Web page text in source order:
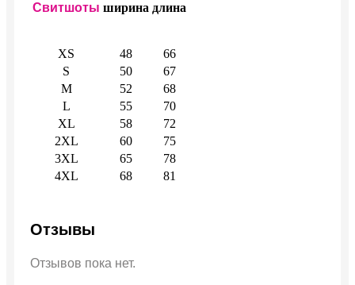
Свитшоты ширина длина
XS 48
66
S
50
67
M
52
68
L
55
70
XL
58
72
2XL
60
75
3XL
65
78
4XL
68 81
Отзывы
Отзывов пока нет.